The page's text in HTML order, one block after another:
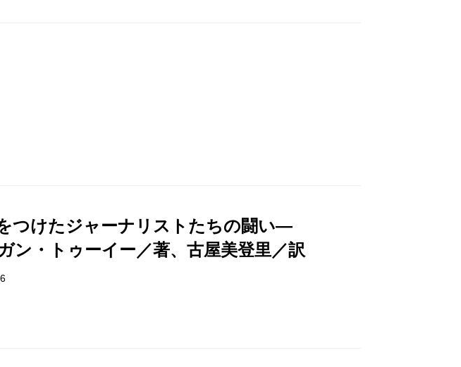
つけたジャーナリストたちの闘い―
ン・トゥーイー／著、古屋美登里／訳